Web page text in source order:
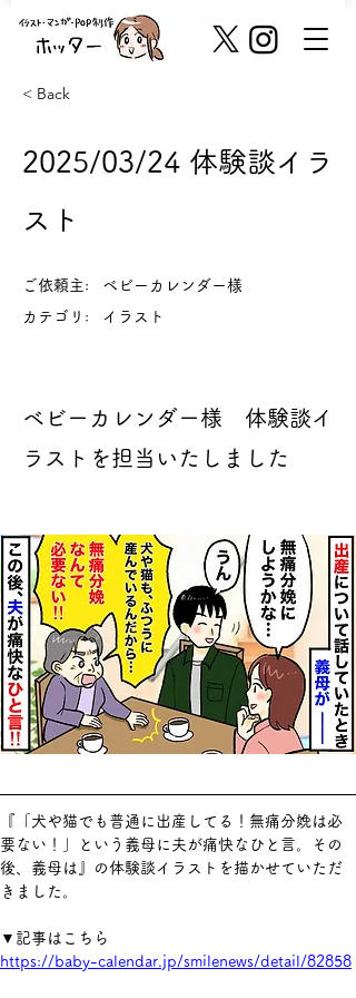
< Back
2025/03/24 体験談イラ
スト
ご依頼主:
ベビーカレンダー様
カテゴリ:
イラスト
ベビーカレンダー様 体験談イ
ラストを担当いたしました
『「犬や猫でも普通に出産してる！無痛分娩は必
要ない！」という義母に夫が痛快なひと言。その
後、義母は』の体験談イラストを描かせていただ
きました。
▼記事はこちら
https://baby-calendar.jp/smilenews/detail/82858